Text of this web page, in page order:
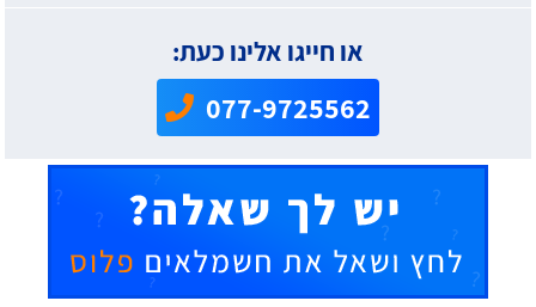
או חייגו אלינו כעת:
077-9725562